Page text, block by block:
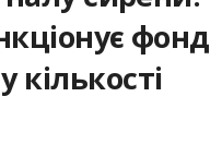
фонд
кількості